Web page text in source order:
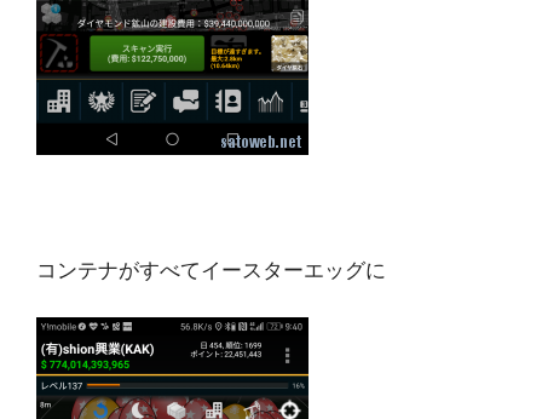
コンテナがすべてイースターエッグに